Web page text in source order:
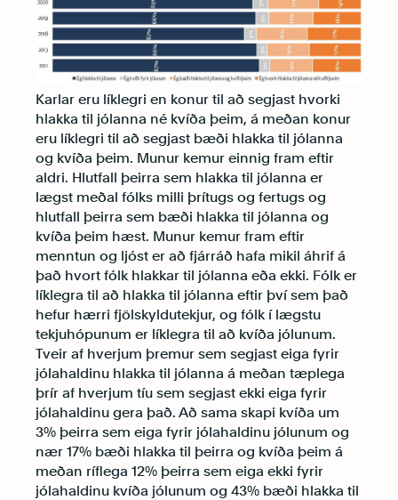
Karlar eru líklegri en konur til að segjast hvorki
hlakka til jólanna né kvíða þeim, á meðan konur
eru líklegri til að segjast bæði hlakka til jólanna
og kvíða þeim. Munur kemur einnig fram eftir
aldri. Hlutfall þeirra sem hlakka til jólanna er
lægst meðal fólks milli þrítugs og fertugs og
hlutfall þeirra sem bæði hlakka til jólanna og
kvíða þeim hæst. Munur kemur fram eftir
menntun og ljóst er að fjárráð hafa mikil áhrif á
það hvort fólk hlakkar til jólanna eða ekki. Fólk er
líklegra til að hlakka til jólanna eftir því sem það
hefur hærri fjölskyldutekjur, og fólk í lægstu
tekjuhópunum er líklegra til að kvíða jólunum.
Tveir af hverjum þremur sem segjast eiga fyrir
jólahaldinu hlakka til jólanna á meðan tæplega
þrír af hverjum tíu sem segjast ekki eiga fyrir
jólahaldinu gera það. Að sama skapi kvíða um
3% þeirra sem eiga fyrir jólahaldinu jólunum og
nær 17% bæði hlakka til þeirra og kvíða þeim á
meðan ríflega 12% þeirra sem eiga ekki fyrir
jólahaldinu kvíða jólunum og 43% bæði hlakka til